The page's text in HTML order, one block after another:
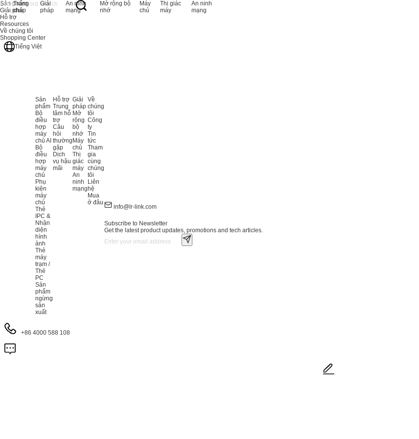
Sản phẩm
Giải pháp
Hỗ trợ
Resources
Về chúng tôi
Shopping Center
Tiếng Việt
Trang
chủ
Giải
pháp
An ninh
mạng
Mở rộng bộ
nhớ
Máy
chủ
Thị giác
máy
An ninh
mạng
Sản
phẩm
Bộ
điều
hợp
máy
chủ AI
Bộ
điều
hợp
máy
chủ
Phụ
kiện
máy
chủ
Thẻ
IPC &
Nhận
diện
hình
ảnh
Thẻ
máy
trạm /
Thẻ
PC
Sản
phẩm
ngừng
sản
xuất
Hỗ trợ
Trung
tâm hỗ
trợ
Câu
hỏi
thường
gặp
Dịch
vụ hậu
mãi
Giải
pháp
Mở
rộng
bộ
nhớ
Máy
chủ
Thị
giác
máy
An
ninh
mạng
Về
chúng
tôi
Công
ty
Tin
tức
Tham
gia
cùng
chúng
tôi
Liên
hệ
Mua
ở đâu
info@lr-link.com
Subscribe to Newsletter
Get the latest product updates, promotions and tech articles.
+86 4000 588 108